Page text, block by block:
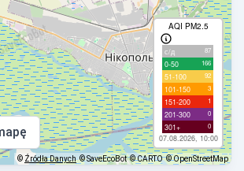
AQI PM2.5
с/д 87
0-50 166
51-100 92
101-150 3
151-200 1
201-300 0
301+ 0
07.08.2026, 10:00
© Źródła Danych © SaveEcoBot © CARTO © OpenStreetMap